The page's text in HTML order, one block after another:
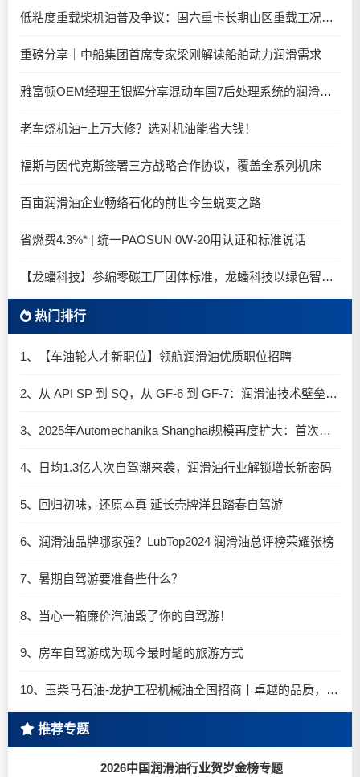
低粘度重载柴机油普及争议：国六重卡长期山区重载工况是否适合0W-20柴油机油？
重磅分享｜中船集团首席专家梁刚解读船舶动力润滑需求
雅富顿OEM经理王银辉分享混动车国7后处理系统的润滑油要求
老车烧机油=上万大修？选对机油能省大钱！
福斯与因代克斯签署三方战略合作协议，覆盖全系列机床
百亩润滑油企业畅络石化的前世今生蜕变之路
省燃费4.3%* | 统一PAOSUN 0W-20用认证和标准说话
【龙蟠科技】参编零碳工厂团体标准，龙蟠科技以绿色智造锚定零碳未来
热门排行
1、【车油轮人才新职位】领航润滑油优质职位招聘
2、从 API SP 到 SQ，从 GF-6 到 GF-7：润滑油技术壁垒再升高，你准备好了吗？
3、2025年Automechanika Shanghai规模再度扩大：首次启用国家会展中心（上海）全部15个展馆
4、日均1.3亿人次自驾潮来袭，润滑油行业解锁增长新密码​
5、回归初味，还原本真 延长壳牌洋县踏春自驾游
6、润滑油品牌哪家强？LubTop2024 润滑油总评榜荣耀张榜
7、暑期自驾游要准备些什么？
8、当心一箱廉价汽油毁了你的自驾游！
9、房车自驾游成为现今最时髦的旅游方式
10、玉柴马石油-龙护工程机械油全国招商丨卓越的品质，专业的品牌！
推荐专题
2026中国润滑油行业贺岁金榜专题